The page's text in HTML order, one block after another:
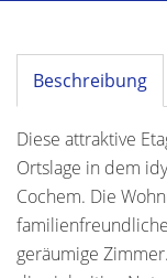
Beschreibung
Diese attraktive
Ortslage in dem
Cochem. Die
geräumige